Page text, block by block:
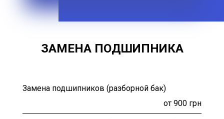
ЗАМЕНА ПОДШИПНИКА
Замена подшипников (разборной бак)
от 900 грн